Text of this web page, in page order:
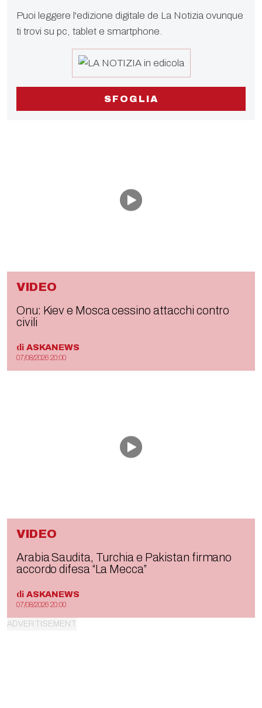
Puoi leggere l'edizione digitale de La Notizia ovunque
ti trovi su pc, tablet e smartphone.
SFOGLIA
VIDEO
Onu: Kiev e Mosca cessino attacchi contro
civili
di ASKANEWS
07/08/2026 20:00
VIDEO
Arabia Saudita, Turchia e Pakistan firmano
accordo difesa “La Mecca”
di ASKANEWS
07/08/2026 20:00